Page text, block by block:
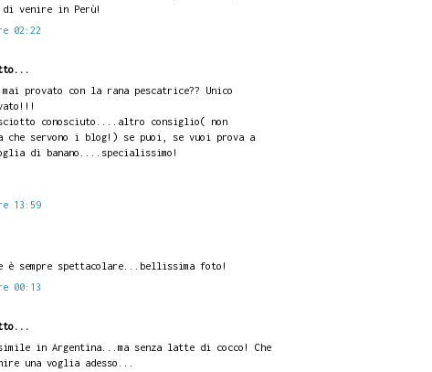
venire in Perù!
02:22
provato con la rana pescatrice?? Unico
conosciuto....altro consiglio( non
che servono i blog!) se puoi, se vuoi prova a
di banano....specialissimo!
13:59
sempre spettacolare...bellissima foto!
00:13
in Argentina...ma senza latte di cocco! Che
una voglia adesso...